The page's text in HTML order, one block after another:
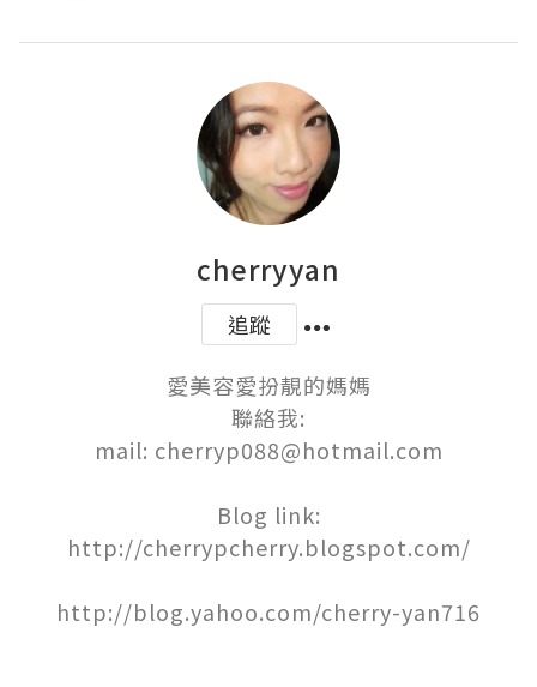
cherryyan
追蹤
愛美容愛扮靚的媽媽
聯絡我:
mail: cherryp088@hotmail.com
Blog link:
http://cherrypcherry.blogspot.com/
http://blog.yahoo.com/cherry-yan716